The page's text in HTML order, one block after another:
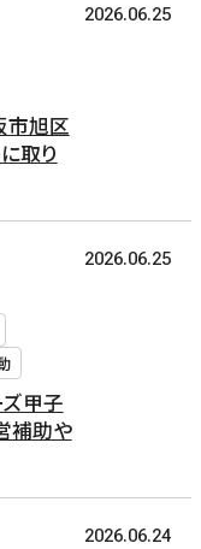
2026.06.25
市旭区
取り
2026.06.25
ズ甲子
補助や
2026.06.24